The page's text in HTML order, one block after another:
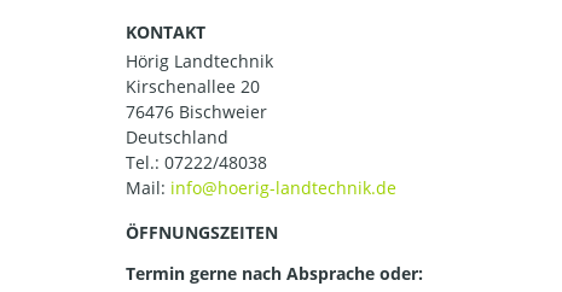
KONTAKT
Hörig Landtechnik
Kirschenallee 20
76476 Bischweier
Deutschland
Tel.: 07222/48038
Mail:
ÖFFNUNGSZEITEN
Termin gerne nach Absprache oder: